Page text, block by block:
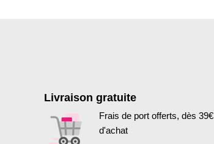
Livraison gratuite
Frais de port offerts, dès 39€
d'achat